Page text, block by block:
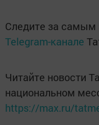
Следите за
Telegram-канале
Читайте новости
национальном
https://max.ru/